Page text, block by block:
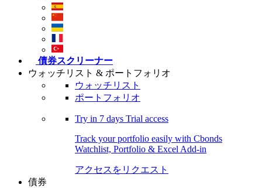
債券スクリーナー
ウォッチリスト & ポートフォリオ
ウォッチリスト
ポートフォリオ
Try in 7 days Trial access
Track your portfolio easily with Cbonds
Watchlist, Portfolio & Excel Add-in
アクセスをリクエスト
債券